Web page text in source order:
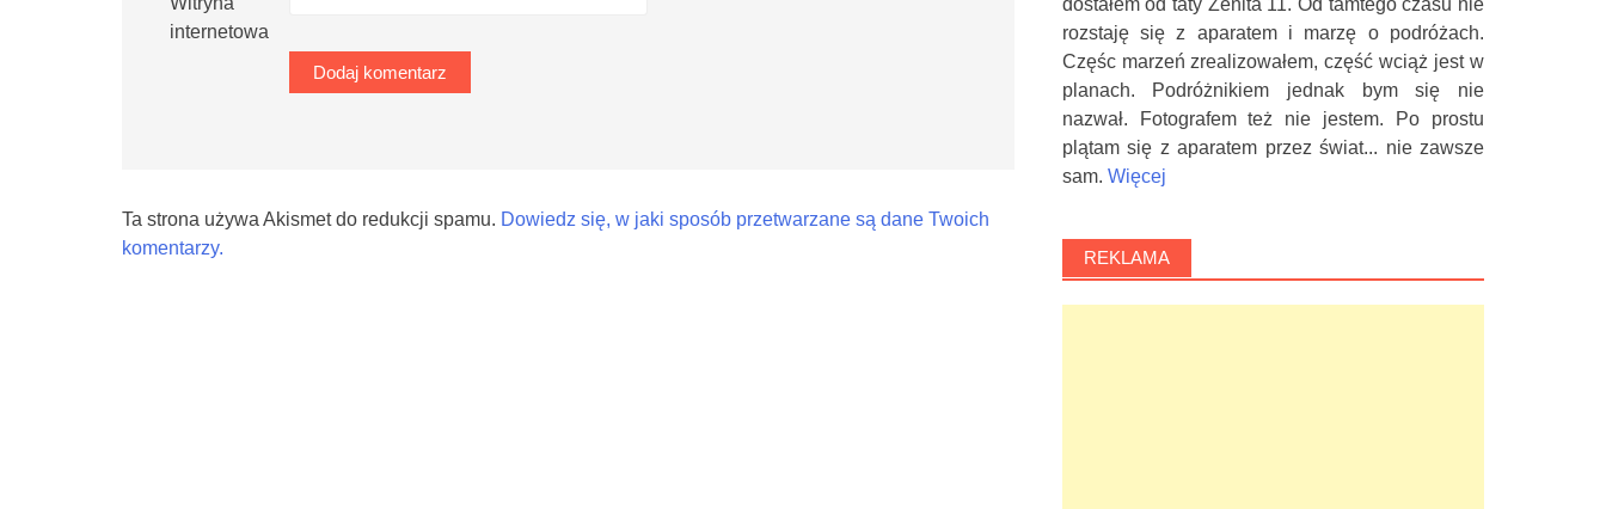
internetowa
Ta strona używa Akismet do redukcji spamu. Dowiedz się, w jaki sposób przetwarzane są dane Twoich
komentarzy.
dostałem od taty Zenita 11. Od tamtego czasu nie
rozstaję się z aparatem i marzę o podróżach.
Częśc marzeń zrealizowałem, część wciąż jest w
planach. Podróżnikiem jednak bym się nie
nazwał. Fotografem też nie jestem. Po prostu
plątam się z aparatem przez świat... nie zawsze
sam. Więcej
REKLAMA